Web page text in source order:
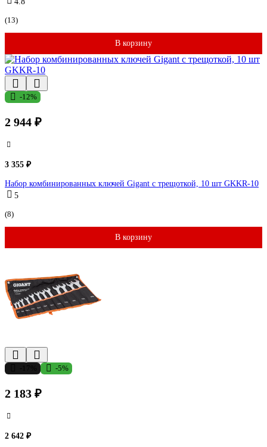
(13)
В корзину
-12%
2 944 ₽
3 355 ₽
Набор комбинированных ключей Gigant с трещоткой, 10 шт GKKR-10
5
(8)
В корзину
-5%
2 183 ₽
2 642 ₽